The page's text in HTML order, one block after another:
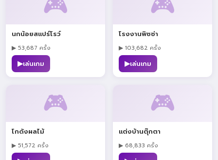
นกน้อยสแปร์โรว์
▶ 53,687 ครั้ง
▶เล่นเกม
โรงงานพิซซ่า
▶ 103,682 ครั้ง
▶เล่นเกม
🎮
โกดังผลไม้
▶ 51,572 ครั้ง
🎮
แต่งบ้านตุ๊กตา
▶ 68,833 ครั้ง